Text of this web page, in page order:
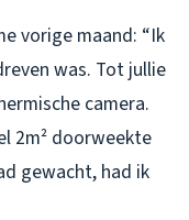
vorige maand: “Ik
was. Tot jullie
camera.
2m² doorweekte
gewacht, had ik